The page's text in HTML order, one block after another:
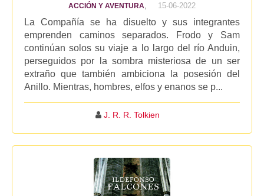
ACCIÓN Y AVENTURA 15-06-2022
La Compañía se ha disuelto y sus integrantes
emprenden caminos separados. Frodo y Sam
continúan solos su viaje a lo largo del río Anduin,
perseguidos por la sombra misteriosa de un ser
extraño que también ambiciona la posesión del
Anillo. Mientras, hombres, elfos y enanos se p...
J. R. R. Tolkien